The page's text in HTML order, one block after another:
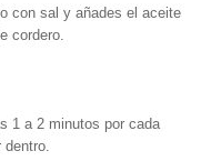
con sal y añades el aceite
cordero.
1 a 2 minutos por cada